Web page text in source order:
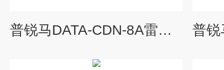
普锐马DATA-CDN-8A雷击浪涌信号线网络